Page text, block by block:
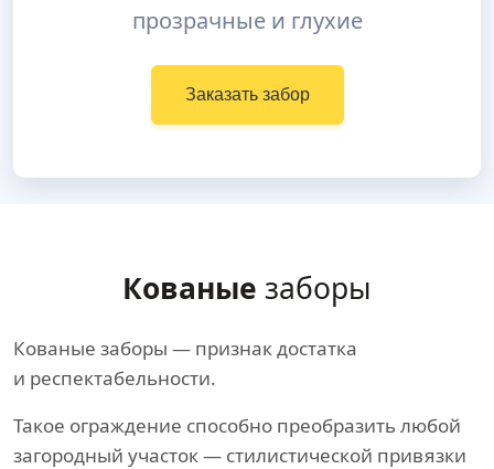
прозрачные и глухие
Заказать забор
Кованые заборы
Кованые заборы — признак достатка
и респектабельности.
Такое ограждение способно преобразить любой
загородный участок — стилистической привязки